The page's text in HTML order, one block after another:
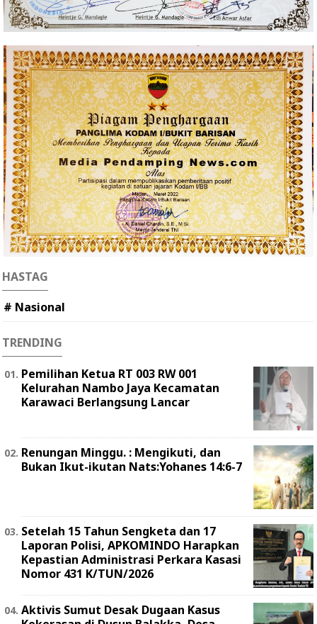
HASTAG
# Nasional
TRENDING
Pemilihan Ketua RT 003 RW 001
Kelurahan Nambo Jaya Kecamatan
Karawaci Berlangsung Lancar
Renungan Minggu. : Mengikuti, dan
Bukan Ikut-ikutan Nats:Yohanes 14:6-7
Setelah 15 Tahun Sengketa dan 17
Laporan Polisi, APKOMINDO Harapkan
Kepastian Administrasi Perkara Kasasi
Nomor 431 K/TUN/2026
Aktivis Sumut Desak Dugaan Kasus